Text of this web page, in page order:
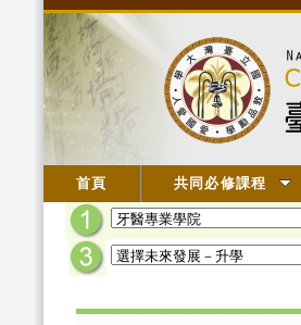
首頁 共同必修課程